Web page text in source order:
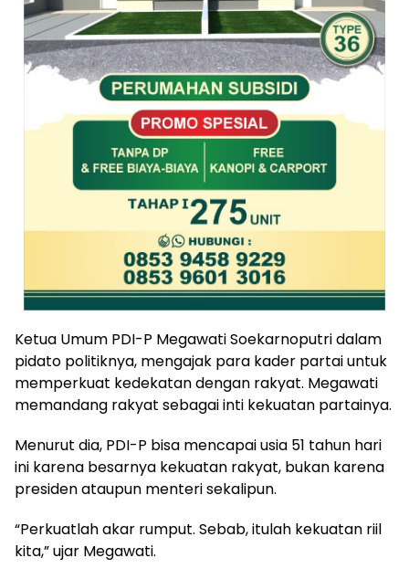
Ketua Umum PDI-P Megawati Soekarnoputri dalam
pidato politiknya, mengajak para kader partai untuk
memperkuat kedekatan dengan rakyat. Megawati
memandang rakyat sebagai inti kekuatan partainya.
Menurut dia, PDI-P bisa mencapai usia 51 tahun hari
ini karena besarnya kekuatan rakyat, bukan karena
presiden ataupun menteri sekalipun.
“Perkuatlah akar rumput. Sebab, itulah kekuatan riil
kita,” ujar Megawati.